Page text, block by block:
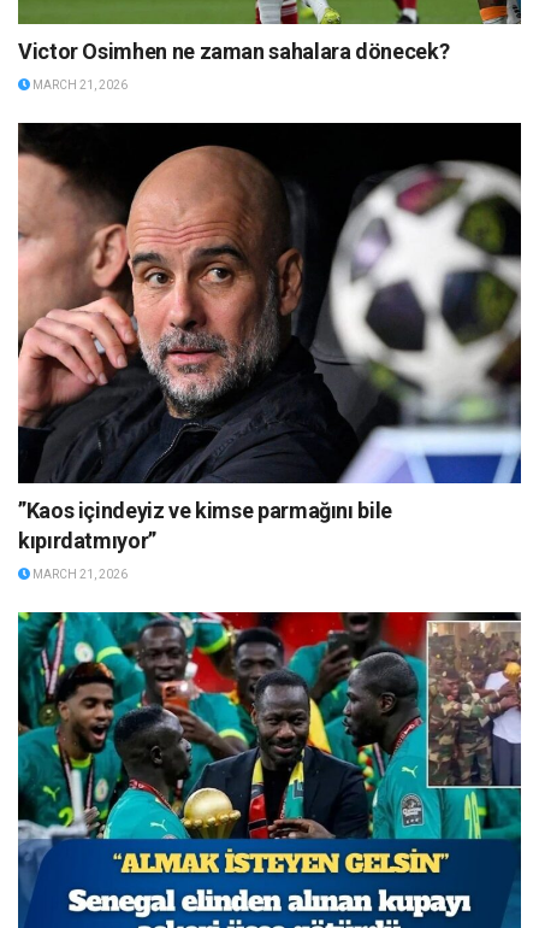
Victor Osimhen ne zaman sahalara dönecek?
MARCH 21, 2026
”Kaos içindeyiz ve kimse parmağını bile
kıpırdatmıyor”
MARCH 21, 2026